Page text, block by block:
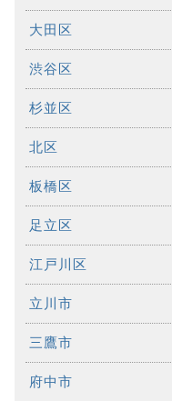
大田区
渋谷区
杉並区
北区
板橋区
足立区
江戸川区
立川市
三鷹市
府中市